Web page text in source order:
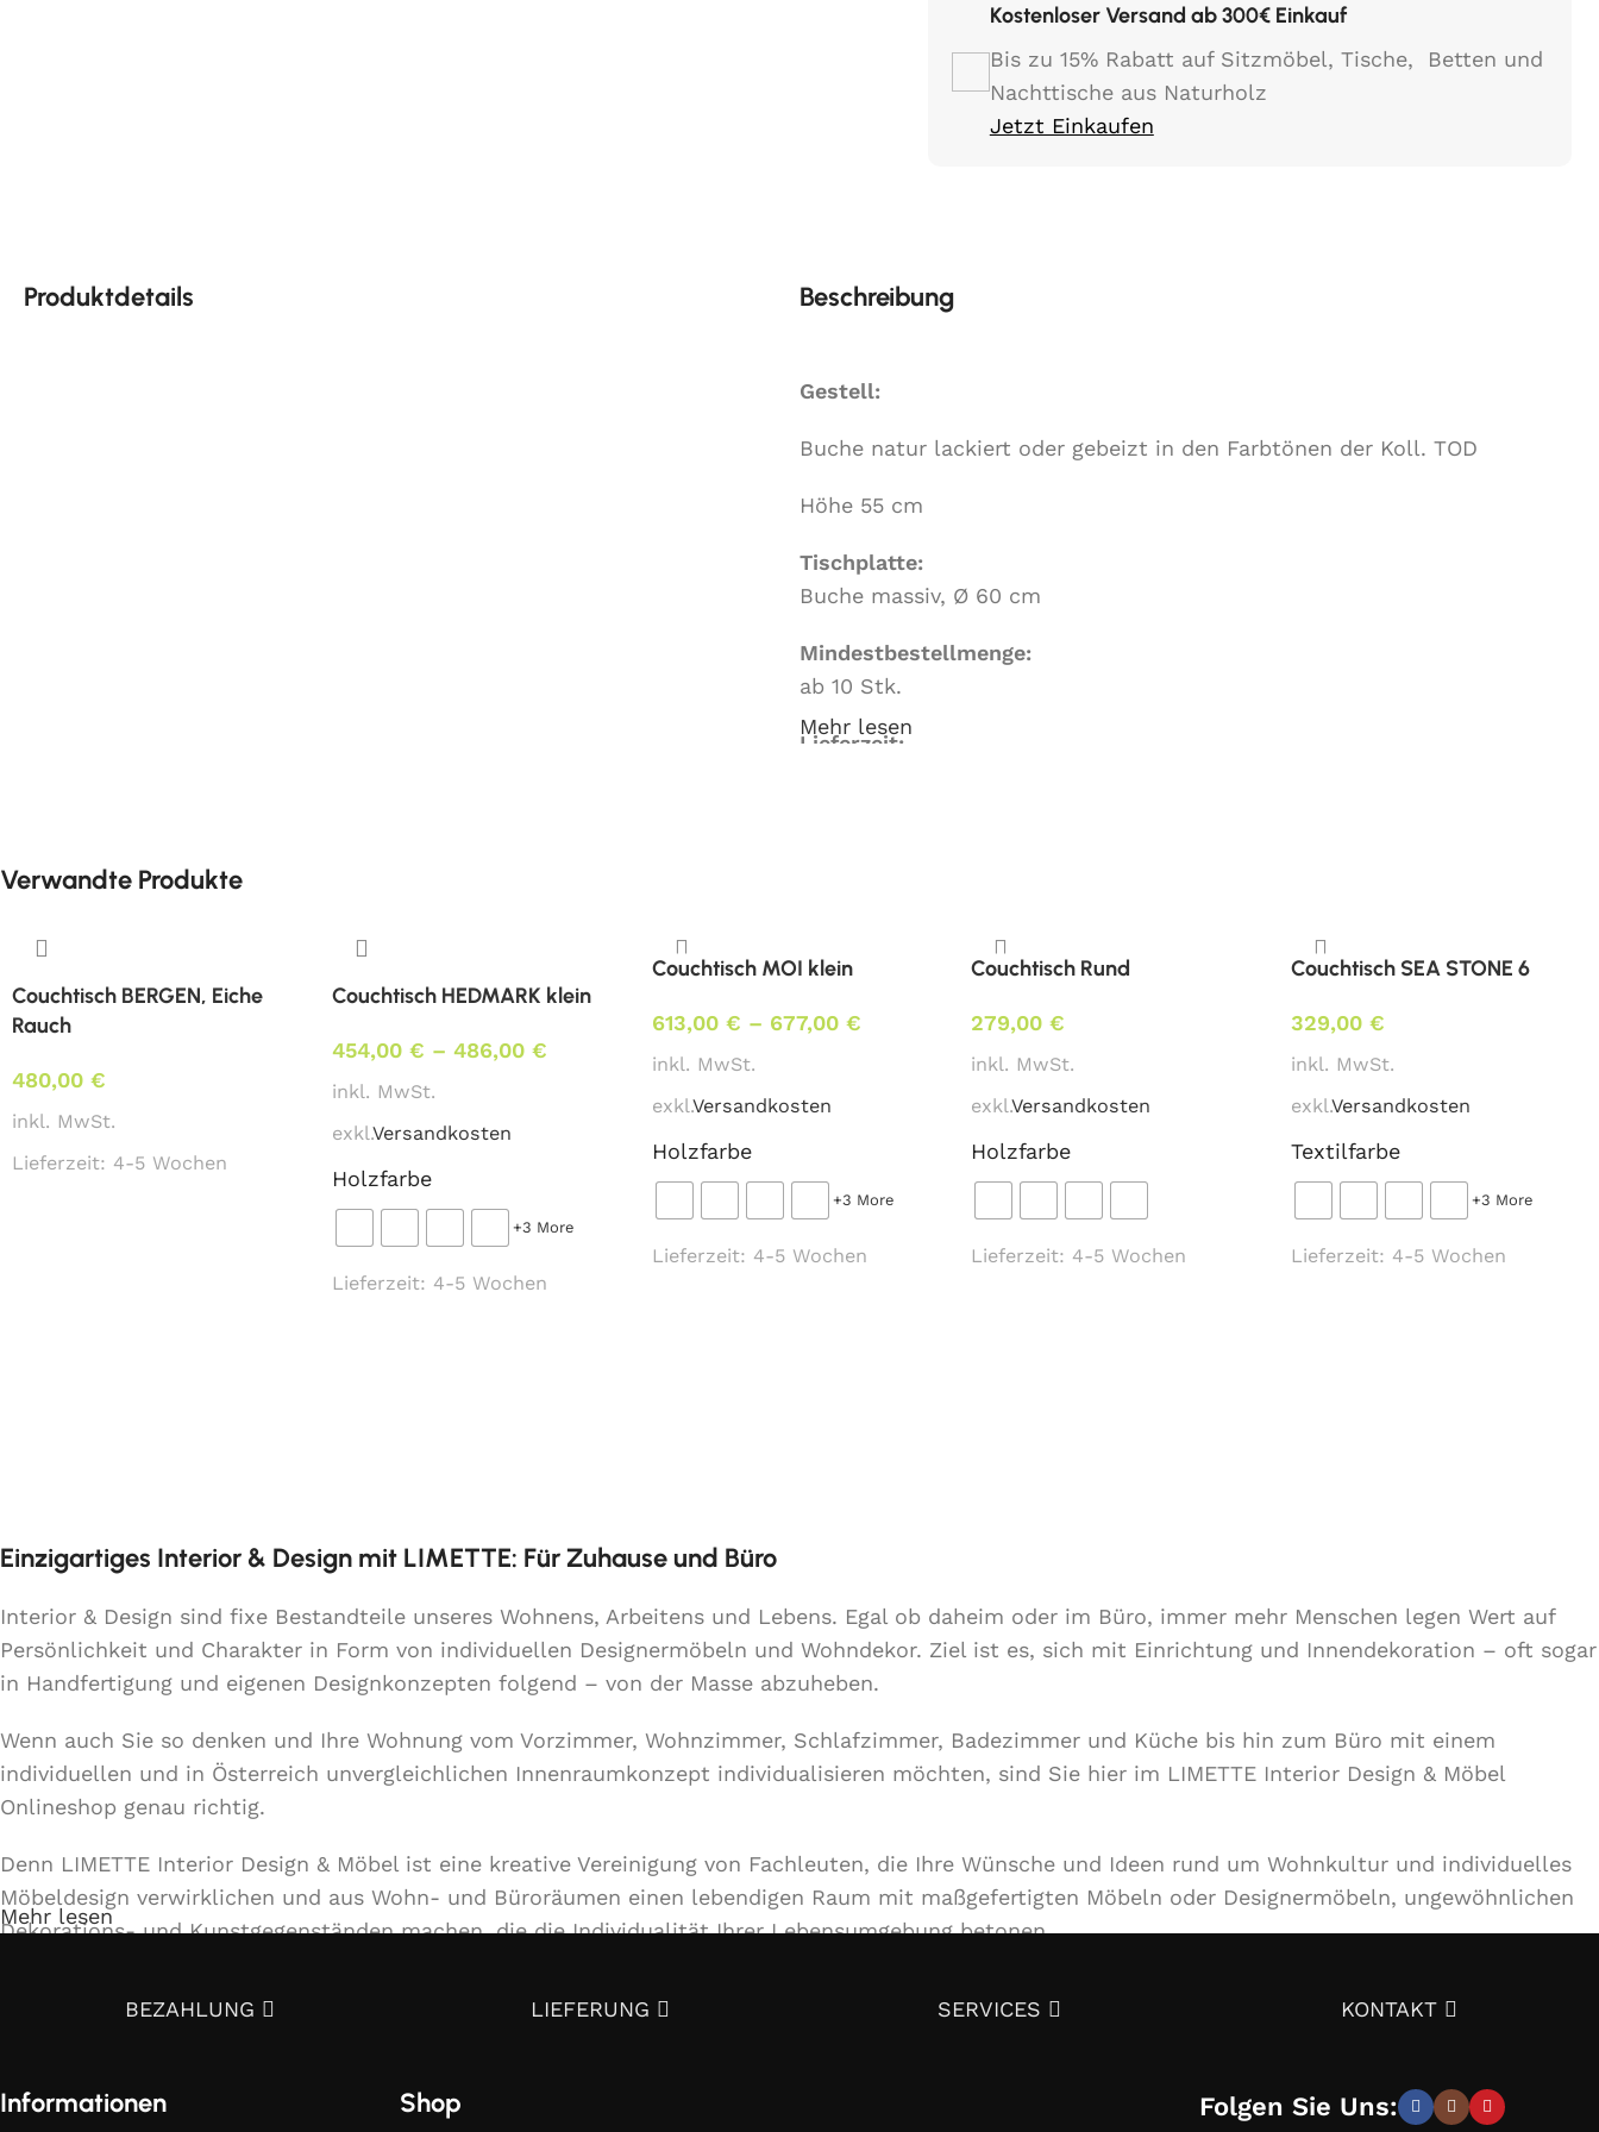
Kostenloser Versand ab 300€ Einkauf
Bis zu 15% Rabatt auf Sitzmöbel, Tische, Betten und
Nachttische aus Naturholz
Jetzt Einkaufen
Produktdetails Beschreibung
Gestell:
Buche natur lackiert oder gebeizt in den Farbtönen der Koll. TOD
Höhe 55 cm
Tischplatte:
Buche massiv, Ø 60 cm
Mindestbestellmenge:
ab 10 Stk.
Lieferzeit:
Mehr lesen
Verwandte Produkte
Couchtisch BERGEN, Eiche
Rauch
480,00 €
inkl. MwSt.
Lieferzeit: 4-5 Wochen
Couchtisch HEDMARK klein
454,00 € – 486,00 €
inkl. MwSt.
exkl.Versandkosten
Holzfarbe
+3 More
Lieferzeit: 4-5 Wochen
Couchtisch MOI klein
613,00 € – 677,00 €
inkl. MwSt.
exkl.Versandkosten
Holzfarbe
+3 More
Lieferzeit: 4-5 Wochen
Couchtisch Rund
279,00€
inkl. MwSt.
exkl.Versandkosten
Holzfarbe
Lieferzeit: 4-5 Wochen
Couchtisch SEA STONE 6
329,00€
inkl. MwSt.
exkl.Versandkosten
Textilfarbe
+3 More
Lieferzeit: 4-5 Wochen
Einzigartiges Interior & Design mit LIMETTE: Für Zuhause und Büro
Interior & Design sind fixe Bestandteile unseres Wohnens, Arbeitens und Lebens. Egal ob daheim oder im Büro, immer mehr Menschen legen Wert auf
Persönlichkeit und Charakter in Form von individuellen Designermöbeln und Wohndekor. Ziel ist es, sich mit Einrichtung und Innendekoration – oft sogar
in Handfertigung und eigenen Designkonzepten folgend – von der Masse abzuheben.
Wenn auch Sie so denken und Ihre Wohnung vom Vorzimmer, Wohnzimmer, Schlafzimmer, Badezimmer und Küche bis hin zum Büro mit einem
individuellen und in Österreich unvergleichlichen Innenraumkonzept individualisieren möchten, sind Sie hier im LIMETTE Interior Design & Möbel
Onlineshop genau richtig.
Denn LIMETTE Interior Design & Möbel ist eine kreative Vereinigung von Fachleuten, die Ihre Wünsche und Ideen rund um Wohnkultur und individuelles
Möbeldesign verwirklichen und aus Wohn- und Büroräumen einen lebendigen Raum mit maßgefertigten Möbeln oder Designermöbeln, ungewöhnlichen
Dekorations- und Kunstgegenständen machen, die die Individualität Ihrer Lebensumgebung betonen.
Dekorationsmaterialien und Beleuchtungen bis hin zu Textilien und Dekor. Mit ausgezeichneter Qualität – und trotzdem günstig.Überzeugen Sie sich
5 Gründe, warum es sich lohnt uns zu kontaktieren?
Mehr lesen
BEZAHLUNG LIEFERUNG SERVICES KONTAKT
Informationen Shop Folgen Sie Uns: